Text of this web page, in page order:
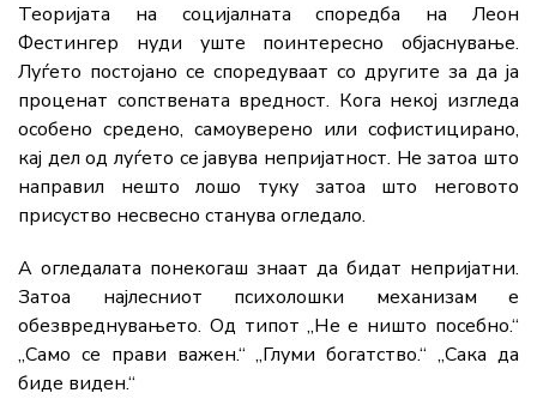
Теоријата на социјалната споредба на Леон
Фестингер нуди уште поинтересно објаснување.
Луѓето постојано се споредуваат со другите за да ја
проценат сопствената вредност. Кога некој изгледа
особено средено, самоуверено или софистицирано,
кај дел од луѓето се јавува непријатност. Не затоа што
направил нешто лошо туку затоа што неговото
присуство несвесно станува огледало.
А огледалата понекогаш знаат да бидат непријатни.
Затоа најлесниот психолошки механизам е
обезвреднувањето. Од типот „Не е ништо посебно.“
„Само се прави важен.“ „Глуми богатство.“ „Сака да
биде виден.“